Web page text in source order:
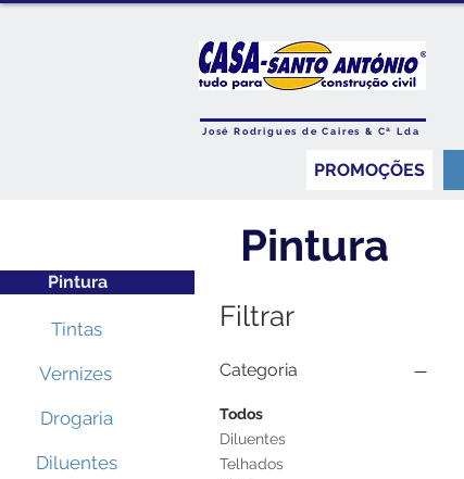
José Rodrigues de Caires & Cª Lda
PROMOÇÕES
Pintura
Pintura
Tintas
Vernizes
Drogaria
Diluentes
Filtrar
Categoria
Todos
Diluentes
Telhados